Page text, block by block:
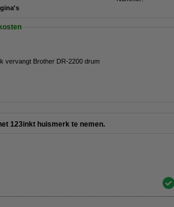
vervangt Brother DR-2200 drum
123inkt huismerk te nemen.